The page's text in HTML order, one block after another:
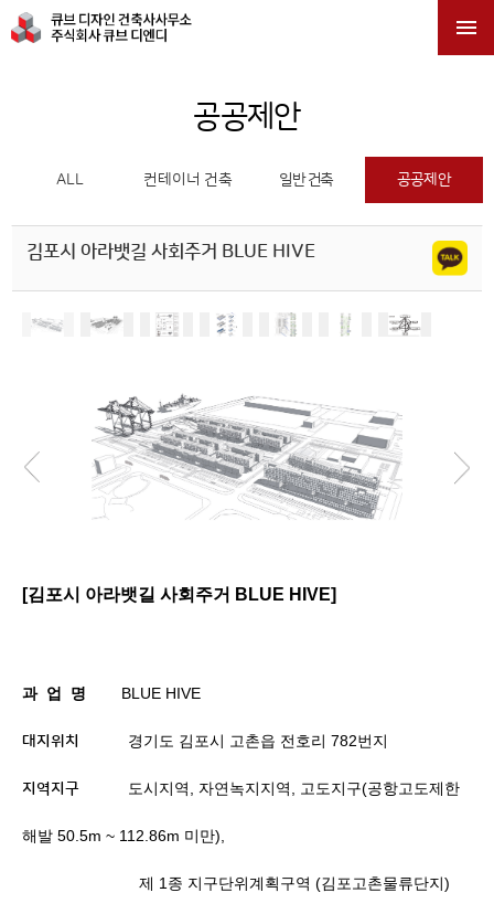

공공제안
ALL 컨테이너 건축 일반 건축 공공제안
김포시 아라뱃길 사회주거 BLUE HIVE
[김포시 아라뱃길 사회주거 BLUE HIVE]
과 업 명 BLUE HIVE
대지위치 경기도 김포시 고촌읍 전호리 782번지
지역지구 도시지역 자연녹지지역 고도지구(공항고도제한
해발50.5m ~ 112.86m 미만),
제 1 종 지구단위계획구역 (김포고촌물류단지)